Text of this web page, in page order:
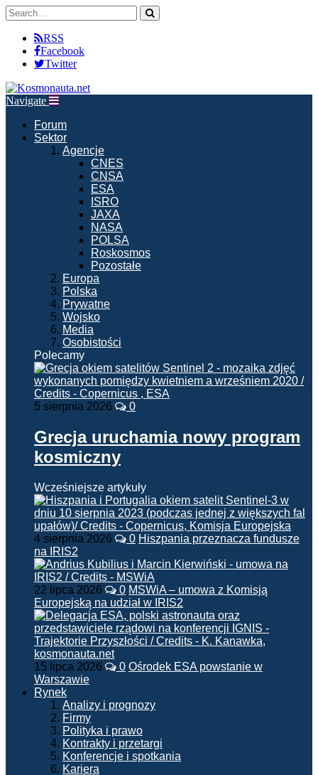
RSS
Facebook
Twitter
Navigate
Forum
Sektor
Agencje
CNES
CNSA
ESA
ISRO
JAXA
NASA
POLSA
Roskosmos
Pozostałe
Europa
Polska
Prywatne
Wojsko
Media
Osobistości
Polecamy
5 sierpnia 2026 0
Grecja uruchamia nowy program
kosmiczny
Wcześniejsze artykuły
4 sierpnia 2026 0 Hiszpania przeznacza fundusze
na IRIS2
22 lipca 2026 0 MSWiA – umowa z Komisją
Europejską na udział w IRIS2
15 lipca 2026 0 Ośrodek ESA powstanie w
Warszawie
Rynek
Analizy i prognozy
Firmy
Polityka i prawo
Kontrakty i przetargi
Konferencje i spotkania
Kariera